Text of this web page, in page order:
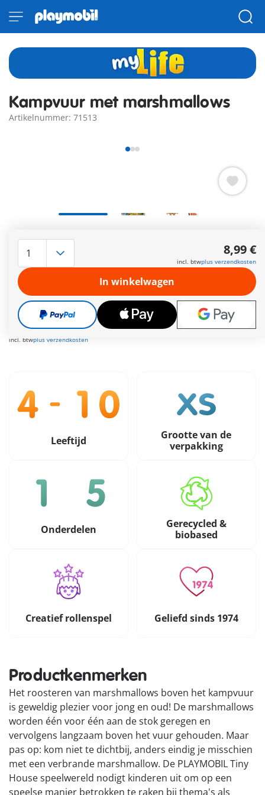
Kampvuur met marshmallows
Artikelnummer: 71513
gegrild bij het kampvuur? Opa laat zich overtuigen door zijn
kleindochter - marshmallows zijn ook super lekker!
Meer informatie
Leveringstermijn op dit moment 2 tot 4 werkdagen
Gratis verzending vanaf €40
8,99 €
incl. btwplus verzendkosten
8,99 €
incl. btwplus verzendkosten
In winkelwagen
Leeftijd
Grootte van de
verpakking
Onderdelen
Gerecycled &
biobased
Creatief rollenspel Geliefd sinds 1974
Productkenmerken
Het roosteren van marshmallows boven het kampvuur
is geweldig plezier voor jong en oud! De marshmallows
worden één voor één aan de stok geregen en
vervolgens langzaam boven het vuur gehouden. Maar
pas op: kom niet te dichtbij, anders eindig je misschien
met een verbrande marshmallow. De PLAYMOBIL Tiny
House speelwereld nodigt kinderen uit om op een
speelse manier betrokken te raken bij thema's als